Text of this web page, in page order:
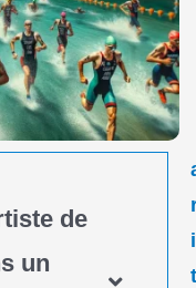
de
un